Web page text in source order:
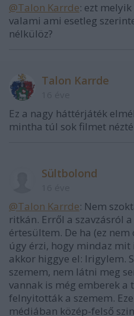
@Talon Karrde: ezt
valami ami esetleg
nélkülöz?
Talon Karrde
Ez a nagy háttérjáték
mintha túl sok filmet
Sültbolond
@Talon Karrde: Nem
ritkán. Erről a szavzásról
értesültem. De ha (ez
úgy érzi, hogy mindaz
akkor higgye el: Irigylem.
szemem, nem látni meg
vannak is még emberek
felnyitották a szemem.
médiában közép-felső